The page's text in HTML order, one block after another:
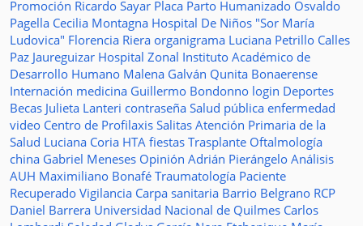
Promoción Ricardo Sayar Placa Parto Humanizado Osvaldo
Pagella Cecilia Montagna Hospital De Niños "Sor María
Ludovica" Florencia Riera organigrama Luciana Petrillo Calles
Paz Jaureguizar Hospital Zonal Instituto Académico de
Desarrollo Humano Malena Galván Qunita Bonaerense
Internación medicina Guillermo Bondonno login Deportes
Becas Julieta Lanteri contraseña Salud pública enfermedad
video Centro de Profilaxis Salitas Atención Primaria de la
Salud Luciana Coria HTA fiestas Trasplante Oftalmología
china Gabriel Meneses Opinión Adrián Pierángelo Análisis
AUH Maximiliano Bonafé Traumatología Paciente
Recuperado Vigilancia Carpa sanitaria Barrio Belgrano RCP
Daniel Barrera Universidad Nacional de Quilmes Carlos